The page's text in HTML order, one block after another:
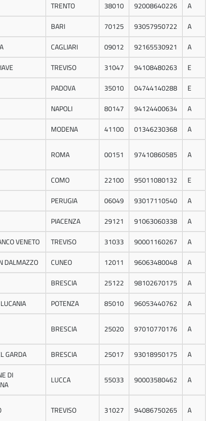
TRENTO 38010 92008640226
A
BARI 70125 93057950722
A
CAGLIARI 09012 92165530921
A
TREVISO 31047 94108480263
E
PADOVA 35010 04744140288
E
NAPOLI 80147 94124400634
A
MODENA 41100 01346230368
A
ROMA 00151 97410860585 A
COMO 22100 95011080132
E
PERUGIA 06049 93017110540
A
PIACENZA 29121 91063060338
A
VENETO TREVISO 31033 90001160267
A
DALMAZZO CUNEO 12011 96063480048
A
BRESCIA 25122 98102670175
A
POTENZA 85010 96053440762 A
BRESCIA 25020 97010770176 A
GARDA BRESCIA 25017 93018950175 A
DI
LUCCA 55033 90003580462 A
TREVISO 31027 94086750265 A